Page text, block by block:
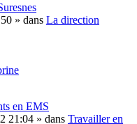
» dans La direction
en EMS
21:04 » dans Travailler en